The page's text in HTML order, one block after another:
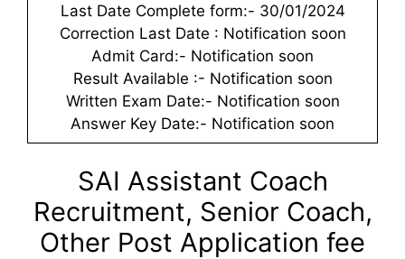
Last Date Complete form:- 30/01/2024
Correction Last Date : Notification soon
Admit Card:- Notification soon
Result Available :- Notification soon
Written Exam Date:- Notification soon
Answer Key Date:- Notification soon
SAI Assistant Coach
Recruitment, Senior Coach,
Other Post Application fee